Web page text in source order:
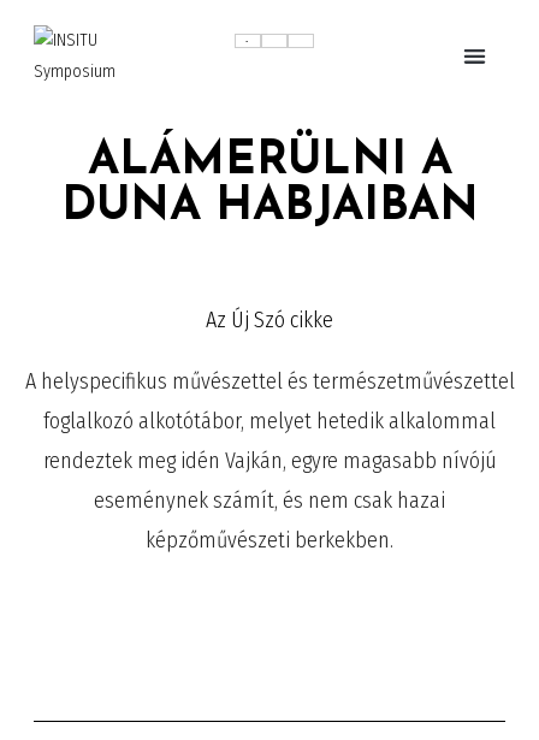
ALÁMERÜLNI A
DUNA HABJAIBAN
Az Új Szó cikke
A helyspecifikus művészettel és természetművészettel
foglalkozó alkotótábor, melyet hetedik alkalommal
rendeztek meg idén Vajkán, egyre magasabb nívójú
eseménynek számít, és nem csak hazai
képzőművészeti berkekben.